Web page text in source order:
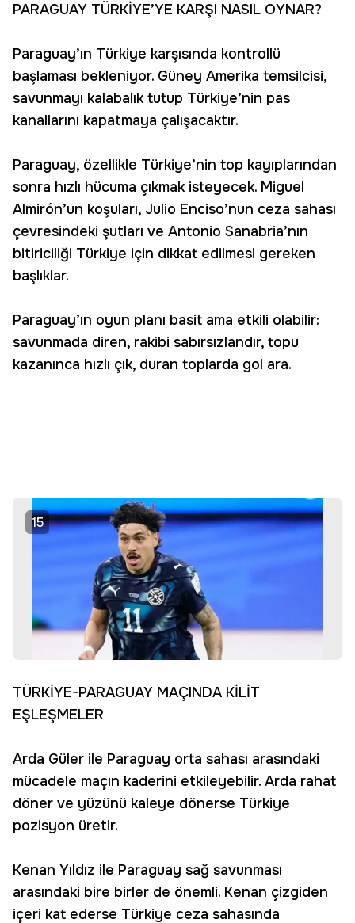
PARAGUAY TÜRKİYE’YE KARŞI NASIL OYNAR?
Paraguay’ın Türkiye karşısında kontrollü
başlaması bekleniyor. Güney Amerika temsilcisi,
savunmayı kalabalık tutup Türkiye’nin pas
kanallarını kapatmaya çalışacaktır.
Paraguay, özellikle Türkiye’nin top kayıplarından
sonra hızlı hücuma çıkmak isteyecek. Miguel
Almirón’un koşuları, Julio Enciso’nun ceza sahası
çevresindeki şutları ve Antonio Sanabria’nın
bitiriciliği Türkiye için dikkat edilmesi gereken
başlıklar.
Paraguay’ın oyun planı basit ama etkili olabilir:
savunmada diren, rakibi sabırsızlandır, topu
kazanınca hızlı çık, duran toplarda gol ara.
15
TÜRKİYE-PARAGUAY MAÇINDA KİLİT
EŞLEŞMELER
Arda Güler ile Paraguay orta sahası arasındaki
mücadele maçın kaderini etkileyebilir. Arda rahat
döner ve yüzünü kaleye dönerse Türkiye
pozisyon üretir.
Kenan Yıldız ile Paraguay sağ savunması
arasındaki bire birler de önemli. Kenan çizgiden
içeri kat ederse Türkiye ceza sahasında